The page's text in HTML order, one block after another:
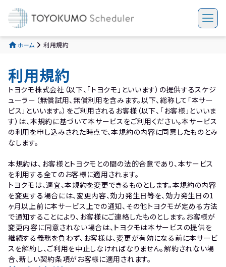
ホーム 利用規約
利用規約
トヨクモ株式会社（以下、「トヨクモ」といいます）の提供するスケジ
ューラー（無償試用、無償利用を含みます。以下、総称して「本サー
ビス」といいます。）をご利用されるお客様（以下、「お客様」といいま
す）は、本規約に基づいて本サービスをご利用ください。本サービス
の利用を申し込みされた時点で、本規約の内容に同意したものとみ
なします。
本規約は、お客様とトヨクモとの間の法的合意であり、本サービス
を利用する全てのお客様に適用されます。
トヨクモは、適宜、本規約を変更できるものとします。本規約の内容
を変更する場合には、変更内容、効力発生日等を、効力発生日の1
ヶ月以上前に本サービス上での通知、その他トヨクモが定める方法
で通知することにより、お客様にご連絡したものとします。お客様が
変更内容に同意されない場合は、トヨクモは本サービスの提供を
継続する義務を負わず、お客様は、変更が有効になる前に本サービ
スを解約し、ご利用を中止しなければなりません。解約されない場
合、新しい契約条項がお客様に適用されます。